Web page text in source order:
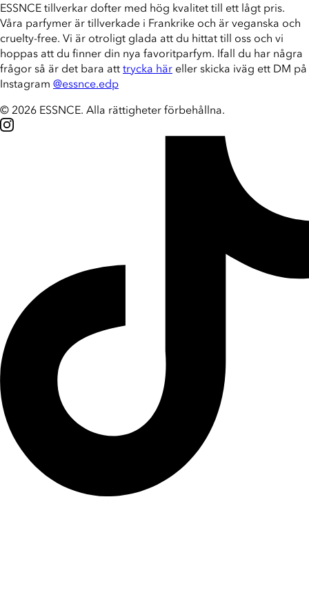
ESSNCE tillverkar dofter med hög kvalitet till ett lågt pris.
Våra parfymer är tillverkade i Frankrike och är veganska och
cruelty-free. Vi är otroligt glada att du hittat till oss och vi
hoppas att du finner din nya favoritparfym. Ifall du har några
frågor så är det bara atttrycka här eller skicka iväg ett DM på
Instagram @essnce.edp
© 2026 ESSNCE. Alla rättigheter förbehållna.